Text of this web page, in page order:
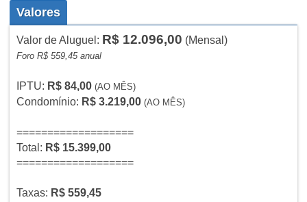
Valores
Valor de Aluguel: R$ 12.096,00 (Mensal)
Foro R$ 559,45 anual
IPTU: R$ 84,00 (AO MÊS)
Condomínio: R$ 3.219,00 (AO MÊS)
===================
Total: R$ 15.399,00
===================
Taxas: R$ 559,45